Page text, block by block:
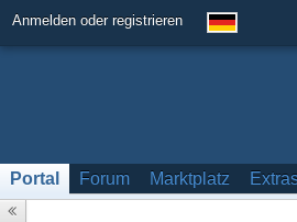
Anmelden oder registrieren
Portal Forum Marktplatz